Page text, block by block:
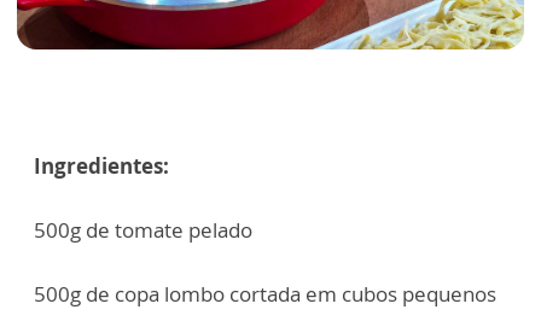
Ingredientes:
500g de tomate pelado
500g de copa lombo cortada em cubos pequenos